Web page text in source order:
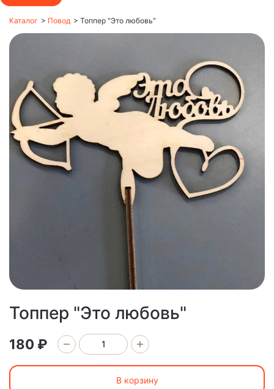
Каталог > Повод > Топпер "Это любовь"
Топпер "Это любовь"
180 ₽
В корзину